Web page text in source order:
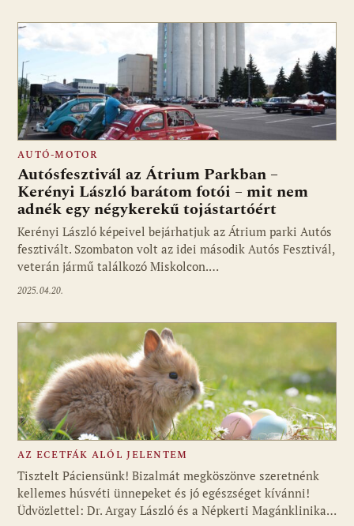
AUTÓ-MOTOR
Autósfesztivál az Átrium Parkban –
Kerényi László barátom fotói – mit nem
adnék egy négykerekű tojástartóért
Kerényi László képeivel bejárhatjuk az Átrium parki Autós
fesztivált. Szombaton volt az idei második Autós Fesztivál,
veterán jármű találkozó Miskolcon.…
2025.04.20.
AZ ECETFÁK ALÓL JELENTEM
Tisztelt Páciensünk! Bizalmát megköszönve szeretnénk
kellemes húsvéti ünnepeket és jó egészséget kívánni!
Üdvözlettel: Dr. Argay László és a Népkerti Magánklinika…